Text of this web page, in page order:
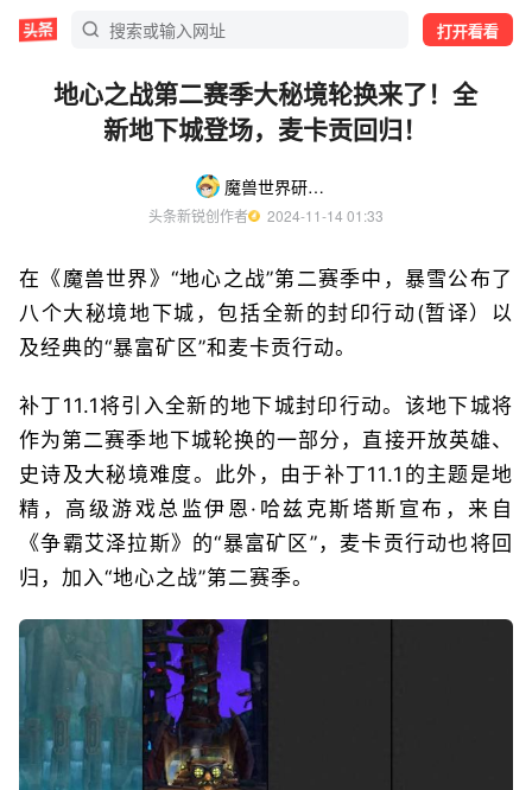
打开看看
地心之战第二赛季大秘境轮换来了！全
新地下城登场，麦卡贡回归！
魔兽世界研究所
头条新锐创作者
  2024-11-14 01:33
在《魔兽世界》“地心之战”第二赛季中，暴雪公布了
八个大秘境地下城，包括全新的封印行动(暂译）以
及经典的“暴富矿区”和麦卡贡行动。
补丁11.1将引入全新的地下城封印行动。该地下城将
作为第二赛季地下城轮换的一部分，直接开放英雄、
史诗及大秘境难度。此外，由于补丁11.1的主题是地
精，高级游戏总监伊恩·哈兹克斯塔斯宣布，来自
《争霸艾泽拉斯》的“暴富矿区”，麦卡贡行动也将回
归，加入“地心之战”第二赛季。